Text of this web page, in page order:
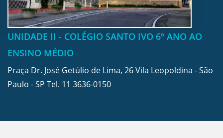
UNIDADE II - COLÉGIO SANTO IVO 6º ANO AO
ENSINO MÉDIO
Praça Dr. José Getúlio de Lima, 26 Vila Leopoldina - São
Paulo - SP Tel. 11 3636-0150